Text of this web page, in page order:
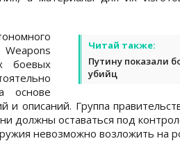
Читай также:
Путину показали
убийц
боевых
основе
и описаний. Группа
должны оставаться под
невозможно возложить на